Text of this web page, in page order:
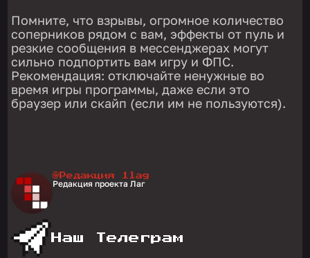
Помните, что взрывы, огромное количество
соперников рядом с вам, эффекты от пуль и
резкие сообщения в мессенджерах могут
сильно подпортить вам игру и ФПС.
Рекомендация: отключайте ненужные во
время игры программы, даже если это
браузер или скайп (если им не пользуются).
@Редакция 1lag
Редакция проекта Лаг
Наш Телеграм